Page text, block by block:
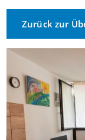
Zurück zur